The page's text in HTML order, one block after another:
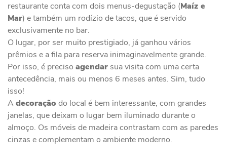
restaurante conta com dois menus-degustação (Maíz e
Mar) e também um rodízio de tacos, que é servido
exclusivamente no bar.
O lugar, por ser muito prestigiado, já ganhou vários
prêmios e a fila para reserva inimaginavelmente grande.
Por isso, é preciso agendar sua visita com uma certa
antecedência, mais ou menos 6 meses antes. Sim, tudo
isso!
A decoração do local é bem interessante, com grandes
janelas, que deixam o lugar bem iluminado durante o
almoço. Os móveis de madeira contrastam com as paredes
cinzas e complementam o ambiente moderno.